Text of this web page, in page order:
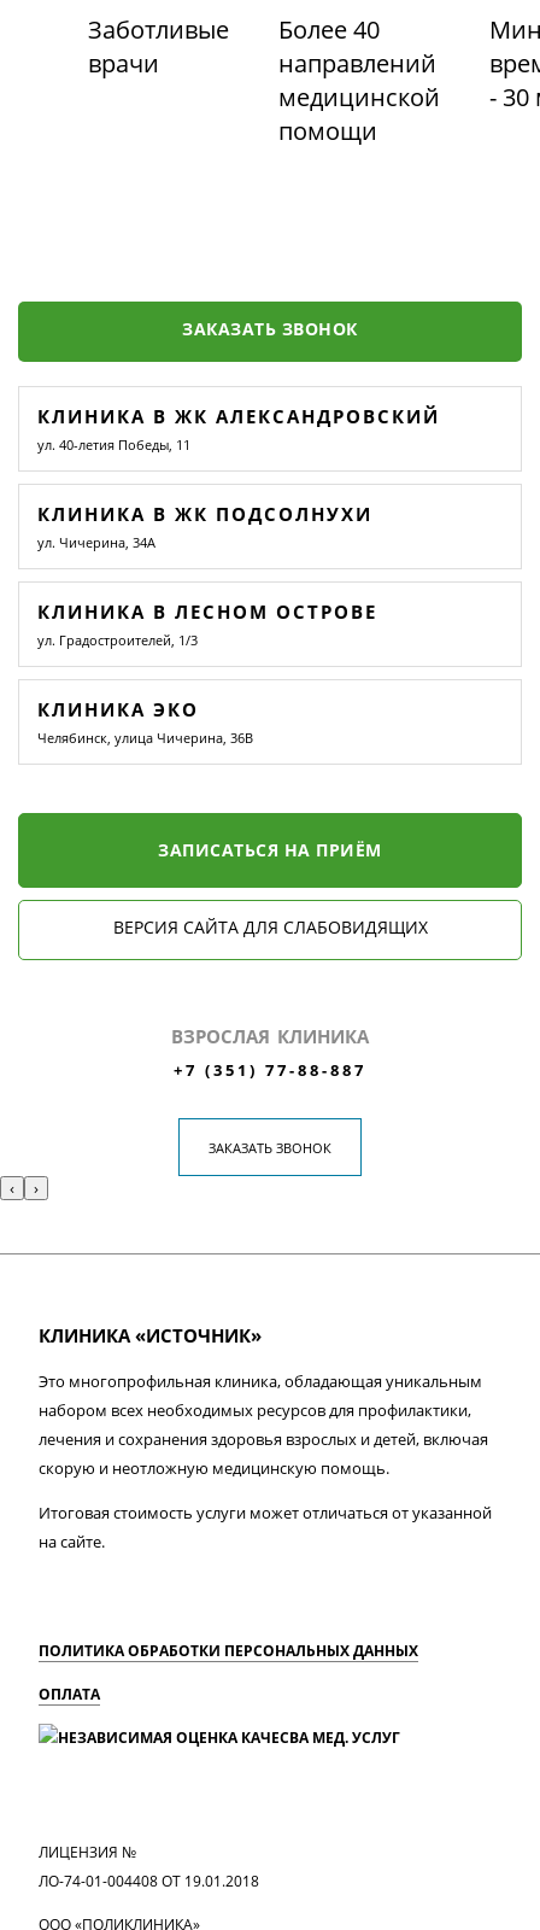
Заботливые
врачи
Более 40
направлений
медицинской
помощи
- 30
ЗАКАЗАТЬ ЗВОНОК
КЛИНИКА В ЖК АЛЕКСАНДРОВСКИЙ
ул. 40-летия Победы, 11
КЛИНИКА В ЖК ПОДСОЛНУХИ
ул. Чичерина, 34А
КЛИНИКА В ЛЕСНОМ ОСТРОВЕ
ул. Градостроителей, 1/3
КЛИНИКА ЭКО
Челябинск, улица Чичерина, 36В
ЗАПИСАТЬСЯ НА ПРИЁМ
ВЕРСИЯ САЙТА ДЛЯ СЛАБОВИДЯЩИХ
ВЗРОСЛАЯ КЛИНИКА
+7 (351) 77-88-887
ЗАКАЗАТЬ ЗВОНОК
‹ ›
КЛИНИКА «ИСТОЧНИК»
Это многопрофильная клиника, обладающая уникальным
набором всех необходимых ресурсов для профилактики,
лечения и сохранения здоровья взрослых и детей, включая
скорую и неотложную медицинскую помощь.
Итоговая стоимость услуги может отличаться от указанной
на сайте.
ПОЛИТИКА ОБРАБОТКИ ПЕРСОНАЛЬНЫХ ДАННЫХ
ОПЛАТА
ЛИЦЕНЗИЯ №
ЛО-74-01-004408 ОТ 19.01.2018
ООО «ПОЛИКЛИНИКА»